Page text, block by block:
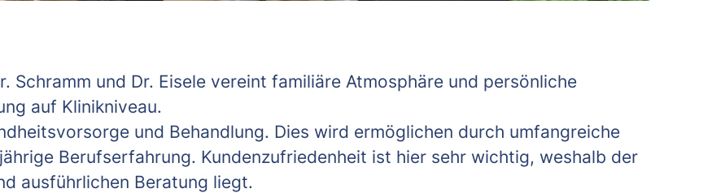
Schramm und Dr. Eisele vereint familiäre Atmosphäre und persönliche
auf Klinikniveau.
und Behandlung. Dies wird ermöglichen durch umfangreiche
Berufserfahrung. Kundenzufriedenheit ist hier sehr wichtig, weshalb der
ausführlichen Beratung liegt.